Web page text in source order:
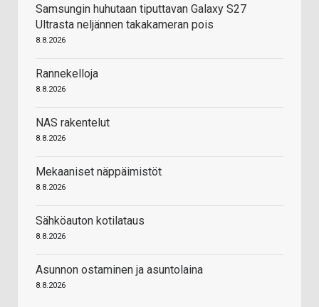
Samsungin huhutaan tiputtavan Galaxy S27
Ultrasta neljännen takakameran pois
8.8.2026
Rannekelloja
8.8.2026
NAS rakentelut
8.8.2026
Mekaaniset näppäimistöt
8.8.2026
Sähköauton kotilataus
8.8.2026
Asunnon ostaminen ja asuntolaina
8.8.2026